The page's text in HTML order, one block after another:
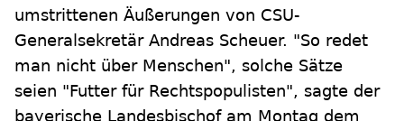
umstrittenen Äußerungen von CSU-
Generalsekretär Andreas Scheuer. "So redet
man nicht über Menschen", solche Sätze
seien "Futter für Rechtspopulisten", sagte der
bayerische Landesbischof am Montag dem